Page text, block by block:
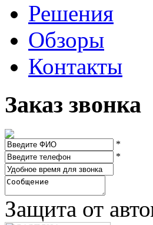
Решения
Обзоры
Контакты
Заказ звонка
*
*
Защита от